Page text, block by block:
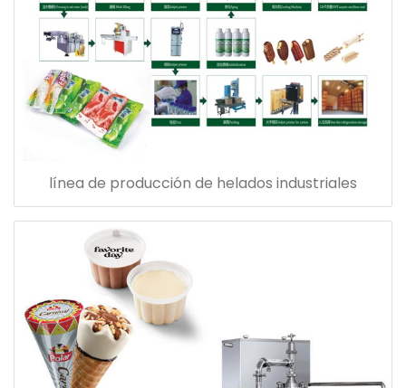
línea de producción de helados industriales